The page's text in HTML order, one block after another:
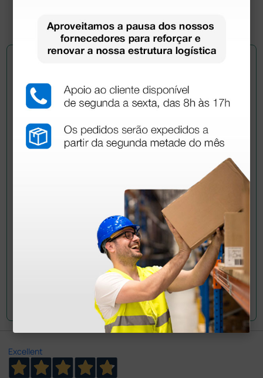
Pergunte a um colega
esclarecimentos? Envie agora a sua questão aos
colegas que já adquiriram este produto.
Envie a sua questão
Excellent